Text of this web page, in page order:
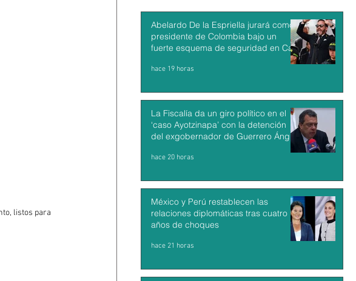
listos para
Abelardo De la Espriella jurará como
presidente de Colombia bajo un
fuerte esquema de seguridad en Cali
hace 19 horas
La Fiscalía da un giro político en el
‘caso Ayotzinapa’ con la detención
del exgobernador de Guerrero Ángel
hace 20 horas
México y Perú restablecen las
relaciones diplomáticas tras cuatro
años de choques
hace 21 horas